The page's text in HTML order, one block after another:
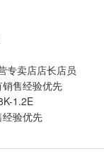
专卖店店长店员
售经验优先
1.2E
验优先